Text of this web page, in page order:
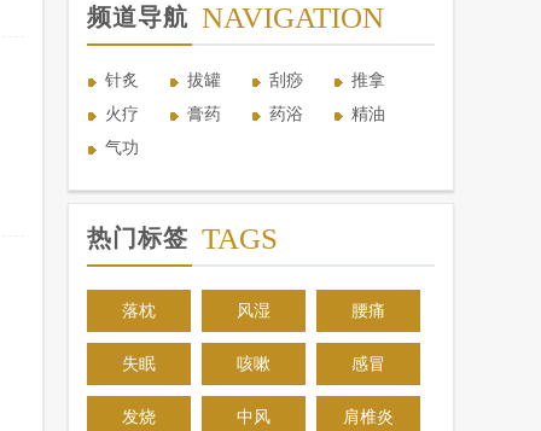
频道导航 NAVIGATION
针炙 拔罐 刮痧
推拿
火疗
膏药 药浴
精油
气功
热门标签 TAGS
落枕 风湿 腰痛
失眠 咳嗽 感冒
发烧 中风 肩椎炎